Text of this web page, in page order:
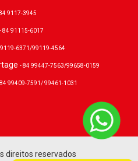
9117-3945
- 84 91115-6017
6371/99119-4564
- 84 99447-7563/99658-0159
99409-7591/ 99461-1031
direitos reservados